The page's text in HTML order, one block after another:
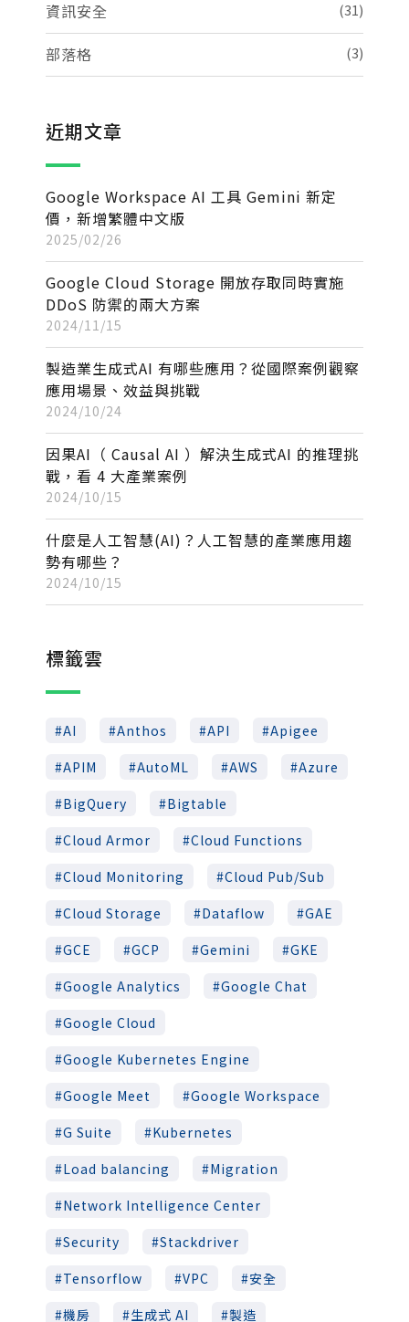
資訊安全 (31)
部落格 (3)
近期文章
Google Workspace AI 工具 Gemini 新定
價，新增繁體中文版
2025/02/26
Google Cloud Storage 開放存取同時實施
DDoS 防禦的兩大方案
2024/11/15
製造業生成式AI 有哪些應用？從國際案例觀察
應用場景、效益與挑戰
2024/10/24
因果AI（ Causal AI ）解決生成式AI 的推理挑
戰，看 4 大產業案例
2024/10/15
什麼是人工智慧(AI)？人工智慧的產業應用趨
勢有哪些？
2024/10/15
標籤雲
AI Anthos API
Apigee
APIM
AutoML AWS
Azure
BigQuery
Bigtable
Cloud Armor
Cloud Functions
Cloud Monitoring
Cloud Pub/Sub
Cloud Storage
Dataflow
GAE
GCE
GCP Gemini
GKE
Google Analytics
Google Chat
Google Cloud
Google Kubernetes Engine
Google Meet
Google Workspace
G Suite
Kubernetes
Load balancing
Migration
Network Intelligence Center
Security
Stackdriver
Tensorflow
VPC
安全
機房
生成式 AI
製造